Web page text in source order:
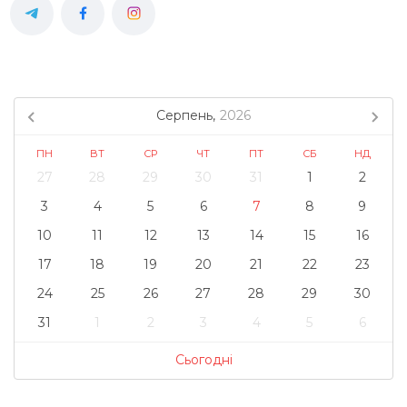
Серпень, 2026
ПН ВТ СР ЧТ ПТ СБ НД
27 28 29 30 31 1
2
3
4 5 6 7 8
9
10
11 12 13 14 15
16
17
18 19 20 21 22
23
24
25 26 27 28 29
30
31
1 2 3 4 5 6
Сьогодні